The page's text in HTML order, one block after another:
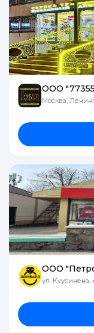
ООО
Москва,
ООО
ул. Куусинена,